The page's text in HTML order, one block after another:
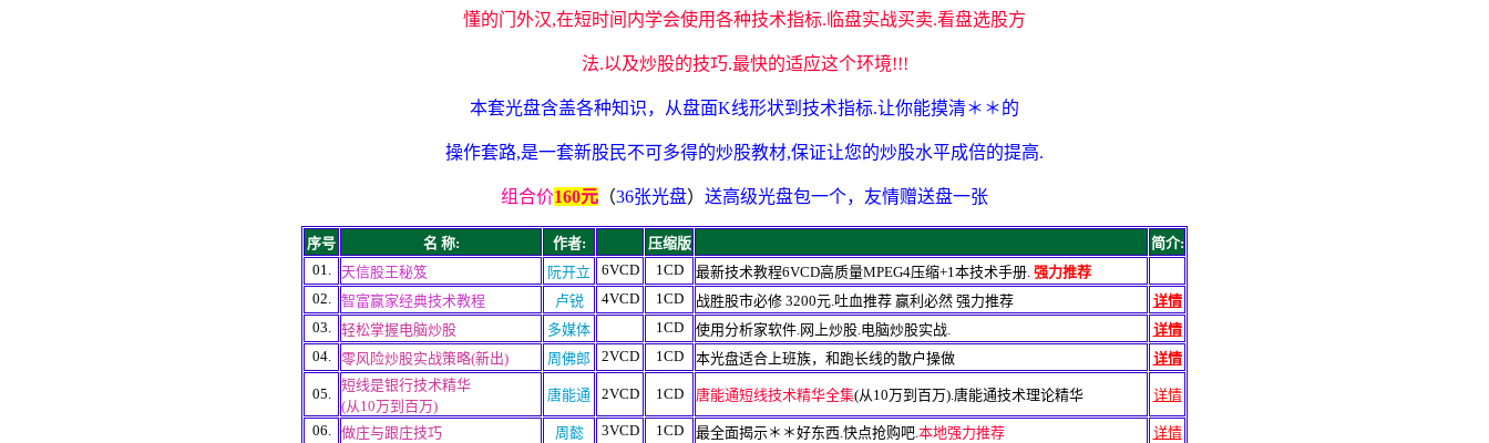
懂的门外汉,在短时间内学会使用各种技术指标.临盘实战买卖.看盘选股方
法.以及炒股的技巧.最快的适应这个环境!!!
本套光盘含盖各种知识，从盘面K线形状到技术指标.让你能摸清＊＊的
操作套路,是一套新股民不可多得的炒股教材,保证让您的炒股水平成倍的提高.
组合价160元 （36张光盘） 送高级光盘包一个，友情赠送盘一张
序号 名 称: 作者: 压缩版
简介:
01.
天信股王秘笈 阮开立 6VCD 1CD 最新技术教程6VCD高质量MPEG4压缩+1本技术手册. 强力推荐
02.
智富赢家经典技术教程 卢锐 4VCD 1CD 战胜股市必修 3200元.吐血推荐 赢利必然 强力推荐
详情
03.
轻松掌握电脑炒股 多媒体 1CD 使用分析家软件.网上炒股.电脑炒股实战.
详情
04.
零风险炒股实战策略(新出) 周佛郎 2VCD 1CD 本光盘适合上班族，和跑长线的散户操做 详情
05.
短线是银行技术精华
(从10万到百万)
唐能通 2VCD 1CD 唐能通短线技术精华全集(从10万到百万).唐能通技术理论精华 详情
06. 做庄与跟庄技巧 周懿 3VCD 1CD 最全面揭示＊＊好东西.快点抢购吧.本地强力推荐 详情